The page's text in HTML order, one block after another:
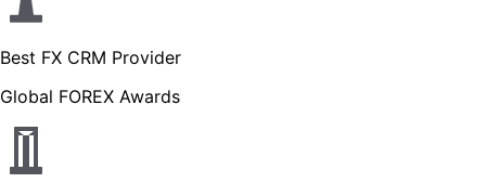
Best FX CRM Provider
Global FOREX Awards